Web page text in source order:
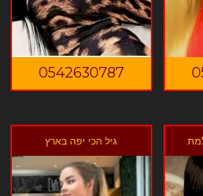
0542630787
גיל הכי יפה בארץ